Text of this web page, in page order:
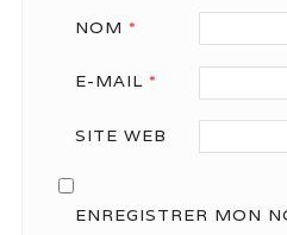
NOM *
E-MAIL *
SITE WEB
ENREGISTRER MON